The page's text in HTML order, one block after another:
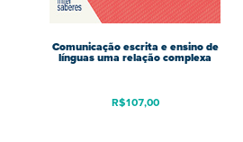
Comunicação escrita e ensino de
línguas uma relação complexa
R$107,00